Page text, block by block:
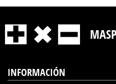
INFORMACIÓN